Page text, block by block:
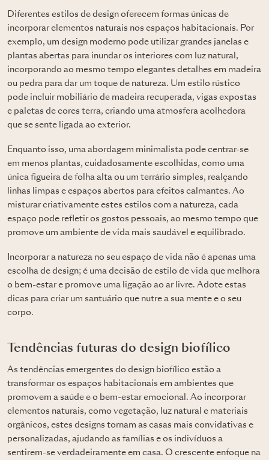
Diferentes estilos de design oferecem formas únicas de
incorporar elementos naturais nos espaços habitacionais. Por
exemplo, um design moderno pode utilizar grandes janelas e
plantas abertas para inundar os interiores com luz natural,
incorporando ao mesmo tempo elegantes detalhes em madeira
ou pedra para dar um toque de natureza. Um estilo rústico
pode incluir mobiliário de madeira recuperada, vigas expostas
e paletas de cores terra, criando uma atmosfera acolhedora
que se sente ligada ao exterior.
Enquanto isso, uma abordagem minimalista pode centrar-se
em menos plantas, cuidadosamente escolhidas, como uma
única figueira de folha alta ou um terrário simples, realçando
linhas limpas e espaços abertos para efeitos calmantes. Ao
misturar criativamente estes estilos com a natureza, cada
espaço pode refletir os gostos pessoais, ao mesmo tempo que
promove um ambiente de vida mais saudável e equilibrado.
Incorporar a natureza no seu espaço de vida não é apenas uma
escolha de design; é uma decisão de estilo de vida que melhora
o bem-estar e promove uma ligação ao ar livre. Adote estas
dicas para criar um santuário que nutre a sua mente e o seu
corpo.
Tendências futuras do design biofílico
As tendências emergentes do design biofílico estão a
transformar os espaços habitacionais em ambientes que
promovem a saúde e o bem-estar emocional. Ao incorporar
elementos naturais, como vegetação, luz natural e materiais
orgânicos, estes designs tornam as casas mais convidativas e
personalizadas, ajudando as famílias e os indivíduos a
sentirem-se verdadeiramente em casa. O crescente enfoque na